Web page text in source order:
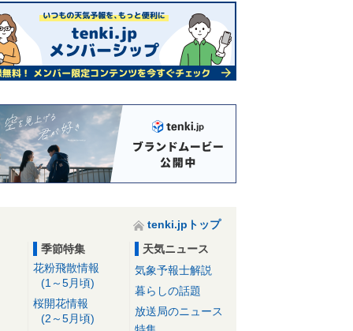
tenki.jpトップ
季節特集
花粉飛散情報
(1～5月頃)
桜開花情報
(2～5月頃)
天気ニュース
気象予報士解説
暮らしの話題
放送局のニュース